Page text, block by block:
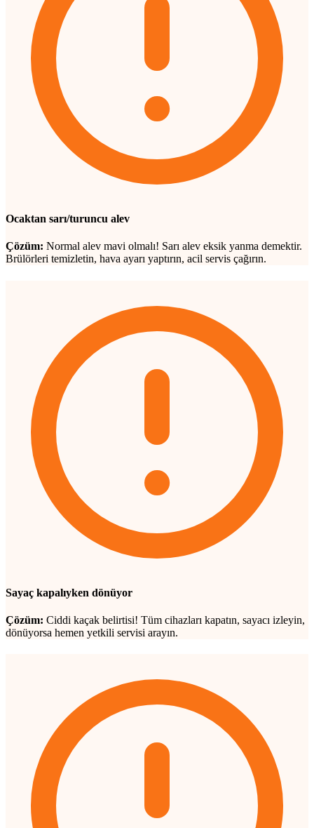
Ocaktan sarı/turuncu alev
Çözüm: Normal alev mavi olmalı! Sarı alev eksik yanma demektir.
Brülörleri temizletin, hava ayarı yaptırın, acil servis çağırın.
Sayaç kapalıyken dönüyor
Çözüm: Ciddi kaçak belirtisi! Tüm cihazları kapatın, sayacı izleyin,
dönüyorsa hemen yetkili servisi arayın.